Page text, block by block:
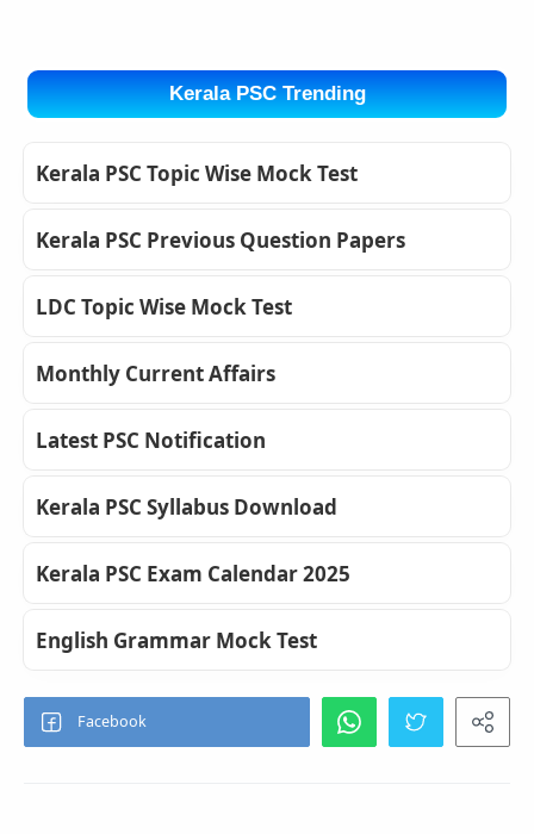
Kerala PSC Trending
Kerala PSC Topic Wise Mock Test
Kerala PSC Previous Question Papers
LDC Topic Wise Mock Test
Monthly Current Affairs
Latest PSC Notification
Kerala PSC Syllabus Download
Kerala PSC Exam Calendar 2025
English Grammar Mock Test